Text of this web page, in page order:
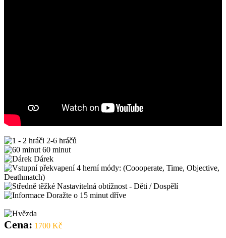
2-6 hráčů
60 minut
Dárek
4 herní módy: (Coooperate, Time, Objective,
Deathmatch)
Nastavitelná obtížnost - Děti / Dospělí
Doražte o 15 minut dříve
Cena: 1700 Kč